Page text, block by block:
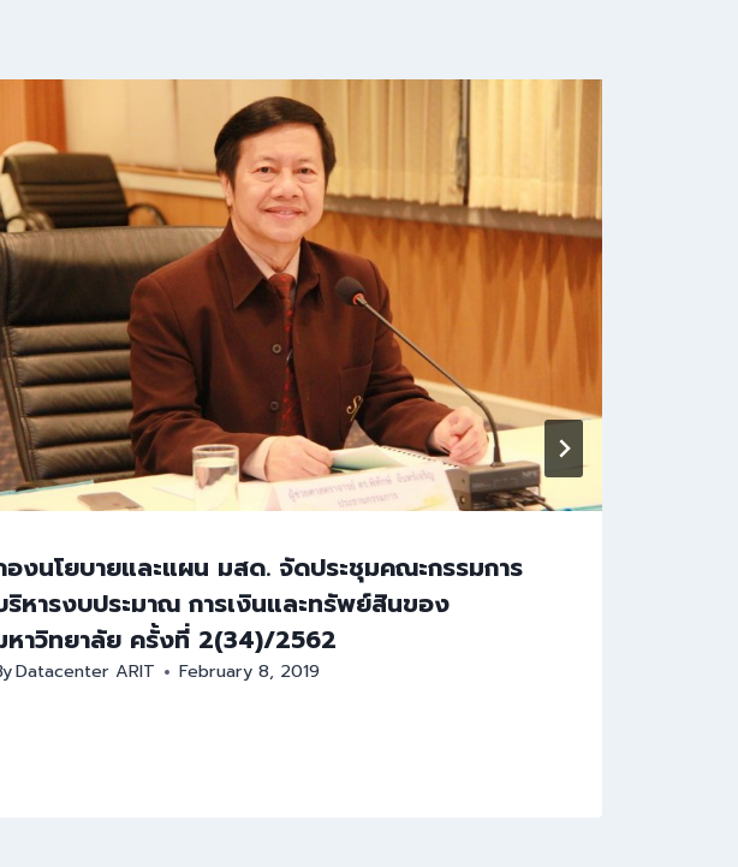
องนโยบายและแผน มสด. จัดประชุมคณะกรรมการ
ริหารงบประมาณ การเงินและทรัพย์สินของ
หาวิทยาลัย ครั้งที่ 2(34)/2562
Datacenter ARIT February 8, 2019